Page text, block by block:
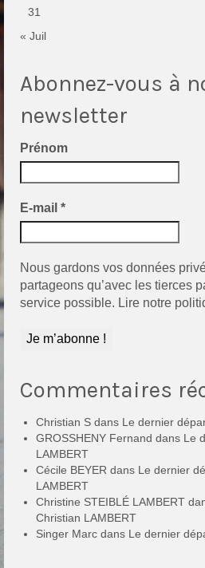
31
« Juil
Abonnez-vous à
newsletter
Prénom
E-mail *
Nous gardons vos données
partageons qu’avec les tierces
service possible. Lire notre
Commentaires
Christian S dans Le dernier
GROSSHENY Fernand dans Le
LAMBERT
Cécile BEYER dans Le dernier
LAMBERT
Christine STEIBLÉ LAMBERT
Christian LAMBERT
Singer Marc dans Le dernier